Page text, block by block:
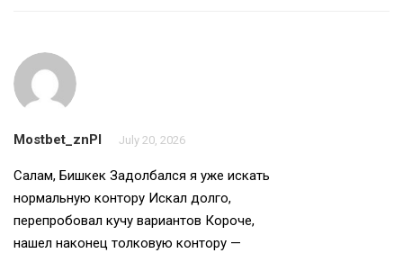
Mostbet_znPl July 20, 2026
Салам, Бишкек Задолбался я уже искать
нормальную контору Искал долго,
перепробовал кучу вариантов Короче,
нашел наконец толковую контору —